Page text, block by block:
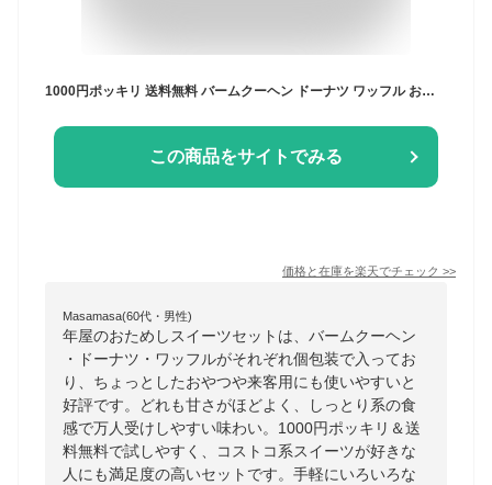
1000円ポッキリ 送料無料 バームクーヘン ドーナツ ワッフル おためし 6個 個包装 1000円 コストコ スイーツ 焼き菓子 おやつ 千年屋
この商品をサイトでみる
価格と在庫を楽天でチェック >>
Masamasa(60代・男性)
年屋のおためしスイーツセットは、バームクーヘン
・ドーナツ・ワッフルがそれぞれ個包装で入ってお
り、ちょっとしたおやつや来客用にも使いやすいと
好評です。どれも甘さがほどよく、しっとり系の食
感で万人受けしやすい味わい。1000円ポッキリ＆送
料無料で試しやすく、コストコ系スイーツが好きな
人にも満足度の高いセットです。手軽にいろいろな